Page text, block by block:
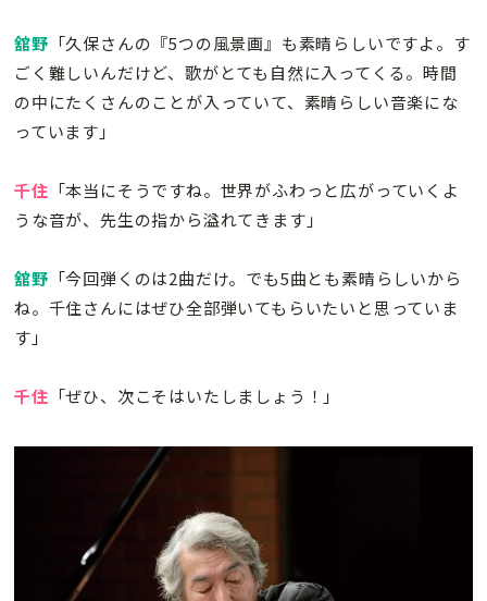
舘野 「久保さんの『5つの風景画』も素晴らしいですよ。す
ごく難しいんだけど、歌がとても自然に入ってくる。時間
の中にたくさんのことが入っていて、素晴らしい音楽にな
っています」
千住 「本当にそうですね。世界がふわっと広がっていくよ
うな音が、先生の指から溢れてきます」
舘野 「今回弾くのは2曲だけ。でも5曲とも素晴らしいから
ね。千住さんにはぜひ全部弾いてもらいたいと思っていま
す」
千住 「ぜひ、次こそはいたしましょう！」